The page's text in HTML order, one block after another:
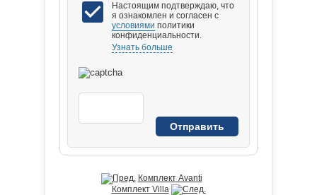
Настоящим подтверждаю, что
я ознакомлен и согласен с
условиями политики
конфиденциальности.
Узнать больше
Комплект Avanti
Комплект Villa